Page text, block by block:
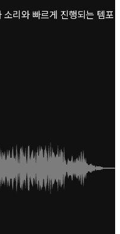
리와 빠르게 진행되는 템포